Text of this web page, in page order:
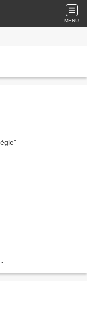
MENU